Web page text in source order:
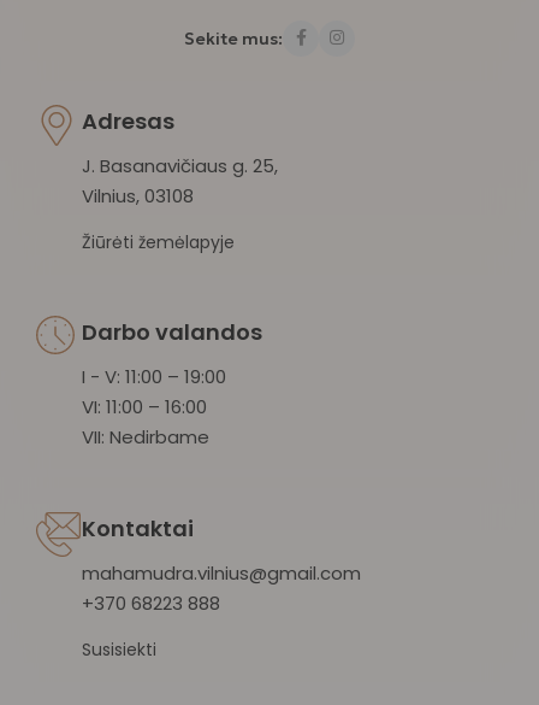
Sekite mus:
Adresas
J. Basanavičiaus g. 25,
Vilnius, 03108
Žiūrėti žemėlapyje
Darbo valandos
I - V: 11:00 – 19:00
VI: 11:00 – 16:00
VII: Nedirbame
Kontaktai
mahamudra.vilnius@gmail.com
+370 68223 888
Susisiekti